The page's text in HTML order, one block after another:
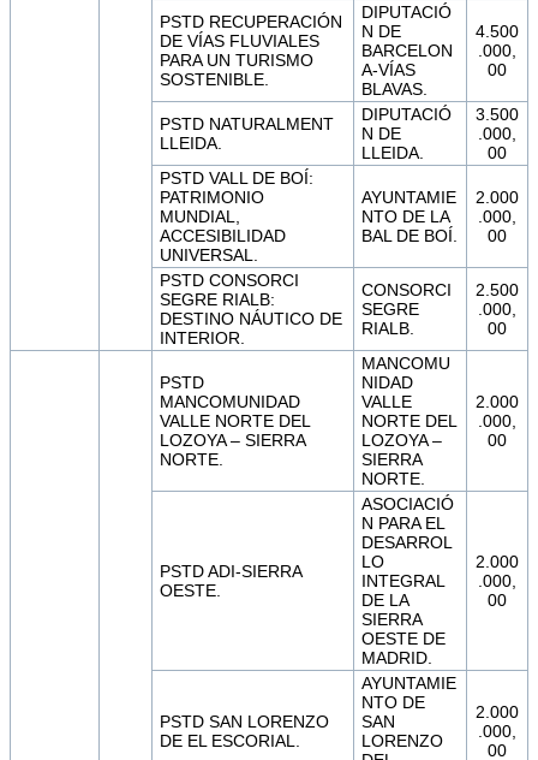
PSTD RECUPERACIÓN
DE VÍAS FLUVIALES
PARA UN TURISMO
SOSTENIBLE.
DIPUTACIÓ
N DE
BARCELON
A-VÍAS
BLAVAS.
4.500
.000,
00
PSTD NATURALMENT
LLEIDA.
DIPUTACIÓ
N DE
LLEIDA.
3.500
.000,
00
PSTD VALL DE BOÍ:
PATRIMONIO
MUNDIAL,
ACCESIBILIDAD
UNIVERSAL.
AYUNTAMIE
NTO DE LA
BAL DE BOÍ.
2.000
.000,
00
PSTD CONSORCI
SEGRE RIALB:
DESTINO NÁUTICO DE
INTERIOR.
CONSORCI
SEGRE
RIALB.
2.500
.000,
00
PSTD
MANCOMUNIDAD
VALLE NORTE DEL
LOZOYA – SIERRA
NORTE.
MANCOMU
NIDAD
VALLE
NORTE DEL
LOZOYA –
SIERRA
NORTE.
2.000
.000,
00
PSTD ADI-SIERRA
OESTE.
ASOCIACIÓ
N PARA EL
DESARROL
LO
INTEGRAL
DE LA
SIERRA
OESTE DE
MADRID.
2.000
.000,
00
PSTD SAN LORENZO
DE EL ESCORIAL.
AYUNTAMIE
NTO DE
SAN
LORENZO
2.000
.000,
00